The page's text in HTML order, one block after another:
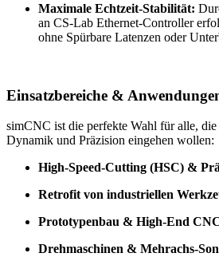
Maximale Echtzeit-Stabilität:
an CS-Lab Ethernet-Controller
ohne Spürbare Latenzen oder
Einsatzbereiche &
simCNC ist die perfekte Wahl für alle,
Dynamik und Präzision eingehen wollen:
High-Speed-Cutting (HSC) &
Retrofit von industriellen
Prototypenbau & High-End
Drehmaschinen & Mehrachs-